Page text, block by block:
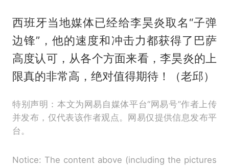
西班牙当地媒体已经给李昊炎取名“子弹
边锋”，他的速度和冲击力都获得了巴萨
高度认可，从各个方面来看，李昊炎的上
限真的非常高，绝对值得期待！（老邱）
特别声明：本文为网易自媒体平台“网易号”作者上传
并发布，仅代表该作者观点。网易仅提供信息发布平
台。
Notice: The content above (including the pictures